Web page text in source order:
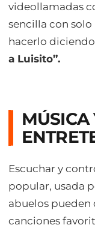
videollamadas
sencilla con
hacerlo
a Luisito”.
MÚSICA
Escuchar y
popular, usada
abuelos
canciones